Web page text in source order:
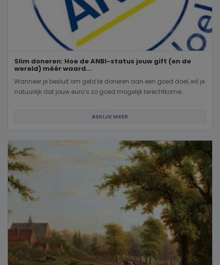
Slim doneren: Hoe de ANBI-status jouw gift (en de
wereld) méér waard...
Wanneer je besluit om geld te doneren aan een goed doel, wil je
natuurlijk dat jouw euro’s zo goed mogelijk terechtkome...
BEKIJK MEER